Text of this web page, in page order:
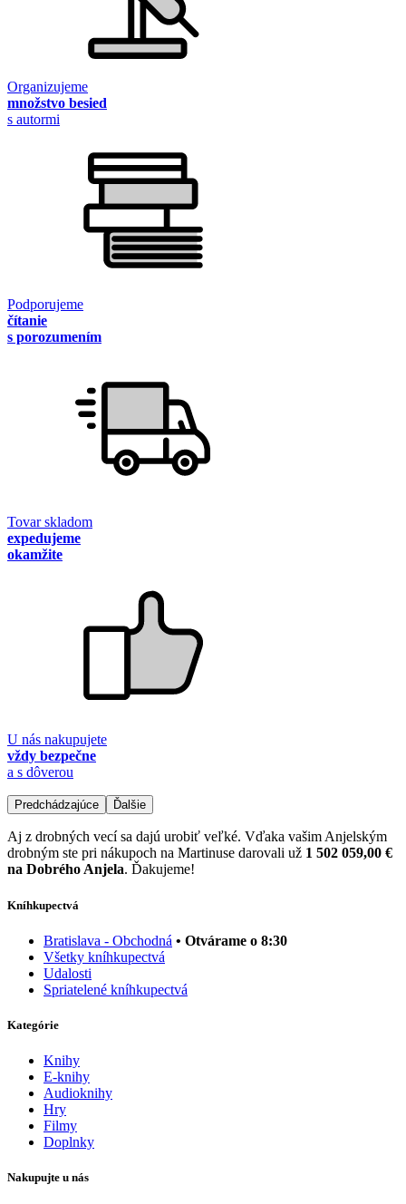
Organizujeme
množstvo besied
s autormi
Podporujeme
čítanie
s porozumením
Tovar skladom
expedujeme
okamžite
U nás nakupujete
vždy bezpečne
a s dôverou
Predchádzajúce Ďalšie
Aj z drobných vecí sa dajú urobiť veľké. Vďaka vašim Anjelským
drobným ste pri nákupoch na Martinuse darovali už 1 502 059,00 €
na Dobrého Anjela. Ďakujeme!
Kníhkupectvá
Bratislava - Obchodná • Otvárame o 8:30
Všetky kníhkupectvá
Udalosti
Spriatelené kníhkupectvá
Kategórie
Knihy
E-knihy
Audioknihy
Hry
Filmy
Doplnky
Nakupujte u nás